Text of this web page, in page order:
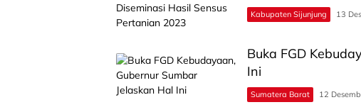
Kabupaten Sijunjung 13
Buka FGD
Ini
Sumatera Barat 12